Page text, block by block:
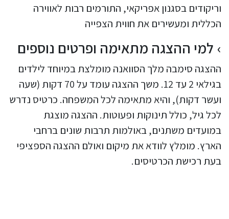
וריקודים בסגנון אפריקאי, התורמים רבות לאווירה
הכללית ומעשירים את חווית הצפייה
למי ההצגה מתאימה ופרטים נוספים
ההצגה סימבה מלך הסוואנה מומלצת במיוחד לילדים
בגילאי 2 עד 12. משך ההצגה עומד על 70 דקות (שעה
ועשר דקות), והיא מתאימה לכל המשפחה. כרטיס נדרש
לכל גיל, כולל תינוקות ופעוטות. ההצגה מוצגת
במועדים משתנים, באולמות תרבות שונים ברחבי
הארץ. מומלץ לוודא את מיקום ואולם ההצגה הספציפי
בעת רכישת הכרטיסים.